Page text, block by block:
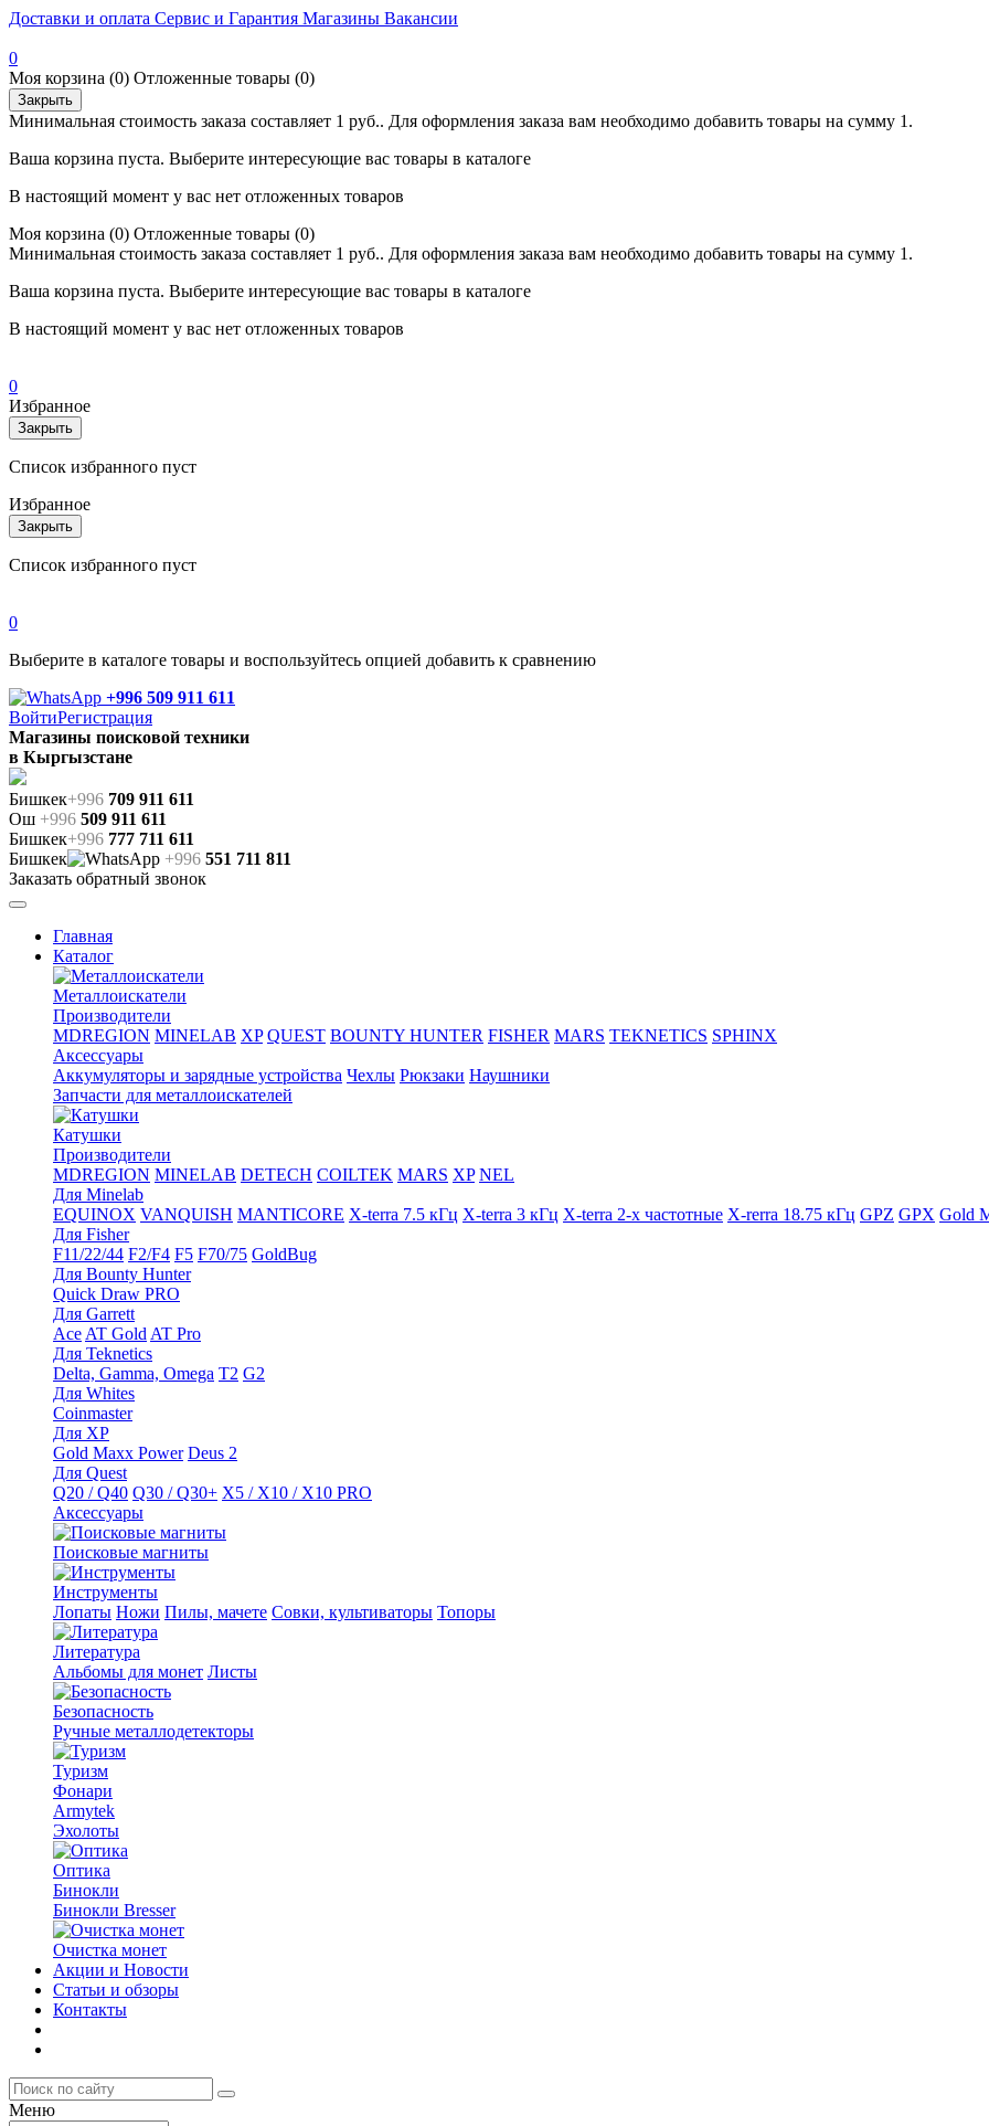
Доставки и оплата Сервис и Гарантия Магазины Вакансии
0
Моя корзина (0) Отложенные товары (0)
Закрыть
Минимальная стоимость заказа составляет 1 руб.. Для оформления заказа вам необходимо добавить товары на сумму 1.
Ваша корзина пуста. Выберите интересующие вас товары в каталоге
В настоящий момент у вас нет отложенных товаров
Моя корзина (0) Отложенные товары (0)
Минимальная стоимость заказа составляет 1 руб.. Для оформления заказа вам необходимо добавить товары на сумму 1.
Ваша корзина пуста. Выберите интересующие вас товары в каталоге
В настоящий момент у вас нет отложенных товаров
0
Избранное
Закрыть
Список избранного пуст
Избранное
Закрыть
Список избранного пуст
0
Выберите в каталоге товары и воспользуйтесь опцией добавить к сравнению
+996 509 911 611
ВойтиРегистрация
Магазины поисковой техники
в Кыргызстане
Бишкек+996 709 911 611
Ош +996 509 911 611
Бишкек+996 777 711 611
Бишкек
+996 551 711 811
Заказать обратный звонок
Главная
Каталог
Металлоискатели
Производители
MDREGION MINELAB XP QUEST BOUNTY HUNTER FISHER MARS TEKNETICS SPHINX
Аксессуары
Аккумуляторы и зарядные устройства Чехлы Рюкзаки Наушники
Запчасти для металлоискателей
Катушки
Производители
MDREGION MINELAB DETECH COILTEK MARS XP NEL
Для Minelab
EQUINOX VANQUISH MANTICORE X-terra 7.5 кГц X-terra 3 кГц X-terra 2-х частотные X-rerra 18.75 кГц GPZ GPX Gold
Для Fisher
F11/22/44 F2/F4 F5 F70/75 GoldBug
Для Bounty Hunter
Quick Draw PRO
Для Garrett
Ace AT Gold AT Pro
Для Teknetics
Delta, Gamma, Omega Т2 G2
Для Whites
Coinmaster
Для XP
Gold Maxx Power Deus 2
Для Quest
Q20 / Q40 Q30 / Q30+ X5 / X10 / X10 PRO
Аксессуары
Поисковые магниты
Инструменты
Лопаты Ножи Пилы, мачете Совки, культиваторы Топоры
Литература
Альбомы для монет Листы
Безопасность
Ручные металлодетекторы
Туризм
Фонари
Armytek
Эхолоты
Оптика
Бинокли
Бинокли Bresser
Очистка монет
Акции и Новости
Статьи и обзоры
Контакты
Меню